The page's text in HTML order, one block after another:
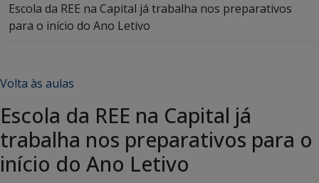
Escola da REE na Capital já trabalha nos preparativos
para o início do Ano Letivo
Volta às aulas
Escola da REE na Capital já
trabalha nos preparativos para o
início do Ano Letivo